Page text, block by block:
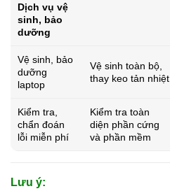
Dịch vụ vệ
sinh, bảo
dưỡng
Vệ sinh, bảo
dưỡng
laptop
Vệ sinh toàn bộ,
thay keo tản nhiệt
Kiểm tra,
chẩn đoán
lỗi miễn phí
Kiểm tra toàn
diện phần cứng
và phần mềm
Lưu ý: